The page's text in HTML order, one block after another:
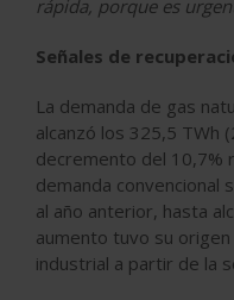
rápida, porque es
Señales de
La demanda de gas
alcanzó los 325,5 TWh
decremento del 10,7%
demanda convencional
al año anterior, hasta
aumento tuvo su
industrial a partir de la